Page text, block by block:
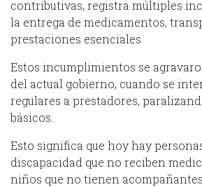
contributivas, registra múltiples
la entrega de medicamentos,
prestaciones esenciales
Estos incumplimientos se
del actual gobierno, cuando se
regulares a prestadores,
básicos.
Esto significa que hoy hay
discapacidad que no reciben
niños que no tienen